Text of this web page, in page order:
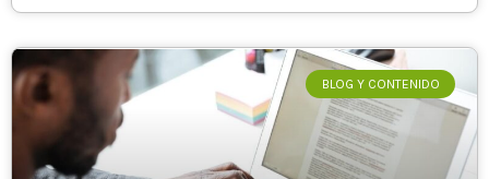
BLOG Y CONTENIDO